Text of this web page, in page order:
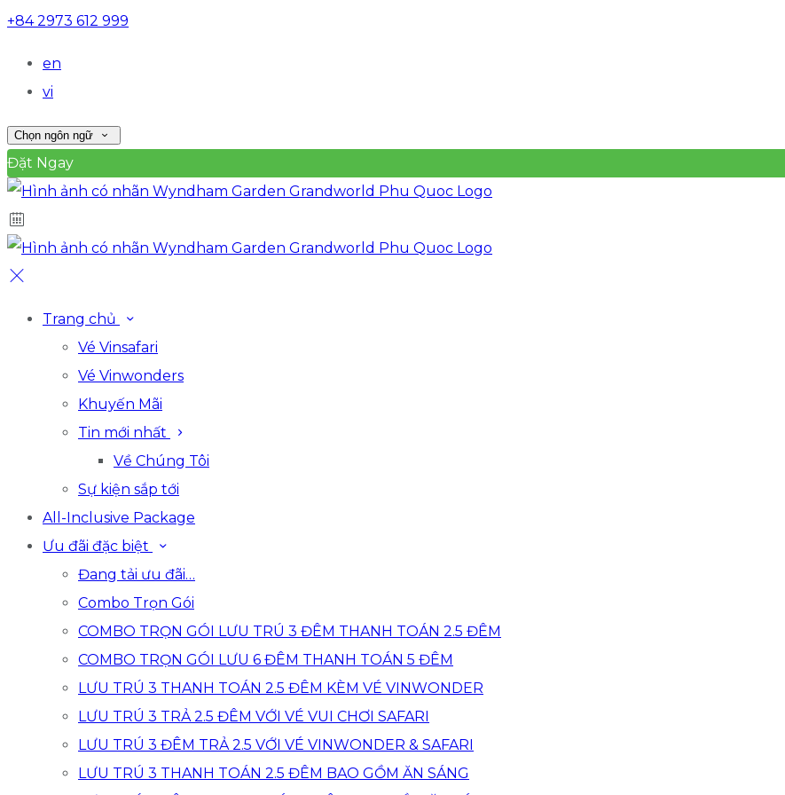
+84 2973 612 999
en
vi
Chọn ngôn ngữ
Đặt Ngay
Trang chủ
Vé Vinsafari
Vé Vinwonders
Khuyến Mãi
Tin mới nhất
Về Chúng Tôi
Sự kiện sắp tới
All-Inclusive Package
Ưu đãi đặc biệt
Đang tải ưu đãi…
Combo Trọn Gói
COMBO TRỌN GÓI LƯU TRÚ 3 ĐÊM THANH TOÁN 2.5 ĐÊM
COMBO TRỌN GÓI LƯU 6 ĐÊM THANH TOÁN 5 ĐÊM
LƯU TRÚ 3 THANH TOÁN 2.5 ĐÊM KÈM VÉ VINWONDER
LƯU TRÚ 3 TRẢ 2.5 ĐÊM VỚI VÉ VUI CHƠI SAFARI
LƯU TRÚ 3 ĐÊM TRẢ 2.5 VỚI VÉ VINWONDER & SAFARI
LƯU TRÚ 3 THANH TOÁN 2.5 ĐÊM BAO GỒM ĂN SÁNG